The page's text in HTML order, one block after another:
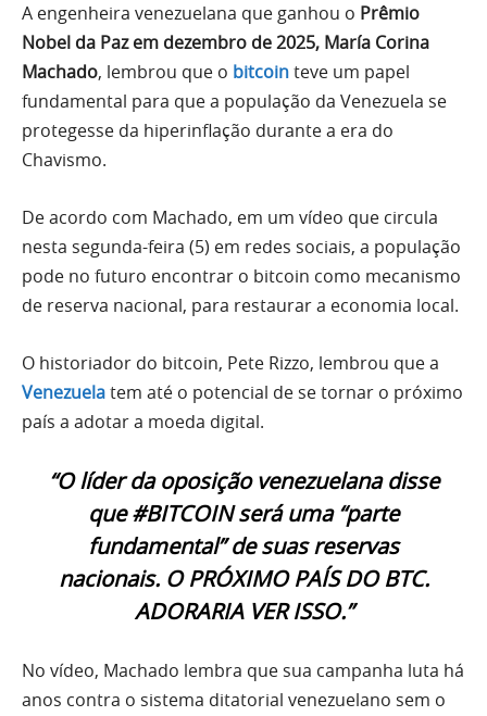
A engenheira venezuelana que ganhou o Prêmio
Nobel da Paz em dezembro de 2025, María Corina
Machado, lembrou que o bitcointeve um papel
fundamental para que a população da Venezuela se
protegesse da hiperinflação durante a era do
Chavismo.
De acordo com Machado, em um vídeo que circula
nesta segunda-feira (5) em redes sociais, a população
pode no futuro encontrar o bitcoin como mecanismo
de reserva nacional, para restaurar a economia local.
O historiador do bitcoin, Pete Rizzo, lembrou que a
Venezuelatem até o potencial de se tornar o próximo
país a adotar a moeda digital.
“O líder da oposição venezuelana disse
que #BITCOIN será uma “parte
fundamental” de suas reservas
nacionais. O PRÓXIMO PAÍS DO BTC.
ADORARIA VER ISSO.”
No vídeo, Machado lembra que sua campanha luta há
anos contra o sistema ditatorial venezuelano sem o